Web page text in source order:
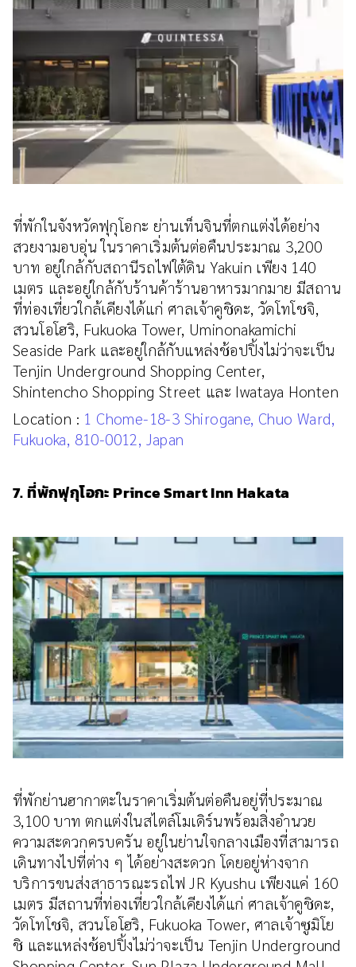
ที่พักในจังหวัดฟุกุโอกะ ย่านเท็นจินที่ตกแต่งได้อย่าง
สวยงามอบอุ่น ในราคาเริ่มต้นต่อคืนประมาณ 3,200
บาท อยู่ใกล้กับสถานีรถไฟใต้ดิน Yakuin เพียง 140
เมตร และอยู่ใกล้กับร้านค้าร้านอาหารมากมาย มีสถาน
ที่ท่องเที่ยวใกล้เคียงได้แก่ ศาลเจ้าคูชิดะ, วัดโทโชจิ,
สวนโอโฮริ, Fukuoka Tower, Uminonakamichi
Seaside Park และอยู่ใกล้กับแหล่งช้อปปิ้งไม่ว่าจะเป็น
Tenjin Underground Shopping Center,
Shintencho Shopping Street และ Iwataya Honten
Location : 1 Chome-18-3 Shirogane, Chuo Ward,
Fukuoka, 810-0012, Japan
7. ที่พักฟุกุโอกะ Prince Smart Inn Hakata
ที่พักย่านฮากาตะในราคาเริ่มต้นต่อคืนอยู่ที่ประมาณ
3,100 บาท ตกแต่งในสไตล์โมเดิร์นพร้อมสิ่งอำนวย
ความสะดวกครบครัน อยู่ในย่านใจกลางเมืองที่สามารถ
เดินทางไปที่ต่าง ๆ ได้อย่างสะดวก โดยอยู่ห่างจาก
บริการขนส่งสาธารณะรถไฟ JR Kyushu เพียงแค่ 160
เมตร มีสถานที่ท่องเที่ยวใกล้เคียงได้แก่ ศาลเจ้าคูชิดะ,
วัดโทโชจิ, สวนโอโฮริ, Fukuoka Tower, ศาลเจ้าซูมิโย
ชิ และแหล่งช้อปปิ้งไม่ว่าจะเป็น Tenjin Underground